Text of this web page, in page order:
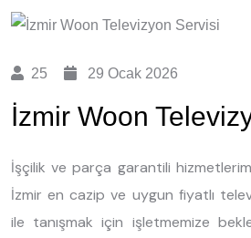
25 29 Ocak 2026
İzmir Woon
İşçilik ve parça garantili
İzmir en cazip ve uygun fiyatlı
ile tanışmak için işletmemize